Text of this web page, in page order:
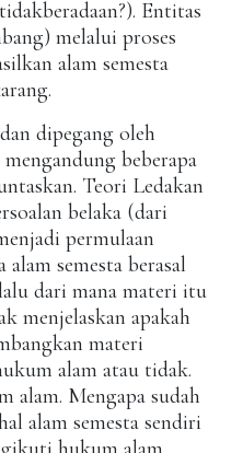
Entitas
melalui proses
alam semesta
dipegang oleh
beberapa
Teori Ledakan
belaka (dari
permulaan
semesta berasal
dari mana materi itu
menjelaskan apakah
materi
alam atau tidak.
alam. Mengapa sudah
alam semesta sendiri